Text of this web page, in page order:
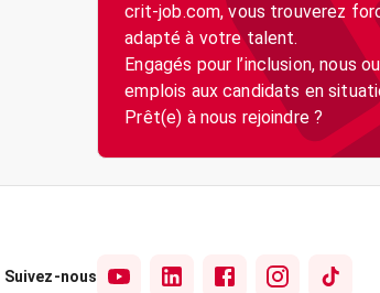
crit-job.com, vous trouverez
adapté à votre talent.
Engagés pour l’inclusion, nous
emplois aux candidats en
Suivez-nous